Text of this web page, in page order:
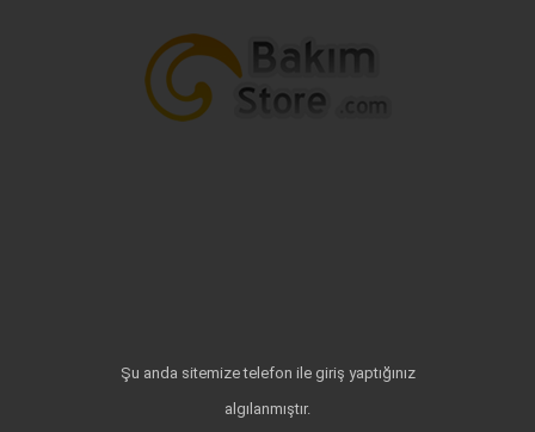
Şu anda sitemize telefon ile giriş yaptığınız
algılanmıştır.